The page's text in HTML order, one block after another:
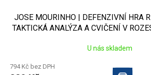
JOSE MOURINHO | DEFENZIVNÍ HRA
TAKTICKÁ ANALÝZA A CVIČENÍ V
U nás skladem
794 Kč bez DPH